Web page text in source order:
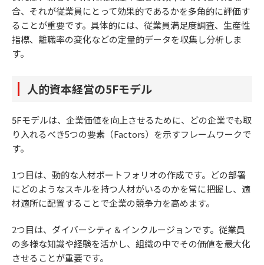
合、それが従業員にとって効果的であるかを多角的に評価す
ることが重要です。具体的には、従業員満足度調査、生産性
指標、離職率の変化などの定量的データを収集し分析しま
す。
人的資本経営の5Fモデル
5Fモデルは、企業価値を向上させるために、どの企業でも取
り入れるべき5つの要素（Factors）を示すフレームワークで
す。
1つ目は、動的な人材ポートフォリオの作成です。どの部署
にどのようなスキルを持つ人材がいるのかを常に把握し、適
材適所に配置することで企業の競争力を高めます。
2つ目は、ダイバーシティ＆インクルージョンです。従業員
の多様な知識や経験を活かし、組織の中でその価値を最大化
させることが重要です。